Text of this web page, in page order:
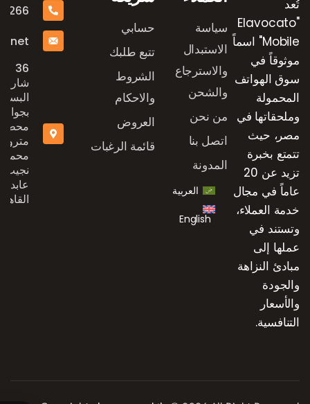
تُعد
"Elavocato
Mobile" اسماً
موثوقاً في
سوق الهواتف
المحمولة
وملحقاتها في
مصر، حيث
تتمتع بخبرة
تزيد عن 20
عاماً في مجال
خدمة العملاء،
وتستند في
عملها إلى
مبادئ النزاهة
والجودة
والأسعار
التنافسية.
سياسة
الاستبدال
والاسترجاع
والشحن
من نحن
اتصل بنا
المدونة
العربية
English
حسابي
تتبع طلبك
الشروط
والاحكام
العروض
قائمة الرغبات
36
شارع
بجوار
محطة
مترو
محمد
نجيب،